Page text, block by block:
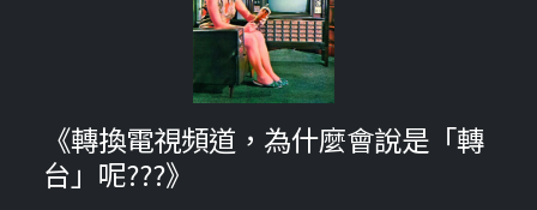
《轉換電視頻道，為什麼會說是「轉
台」呢???》